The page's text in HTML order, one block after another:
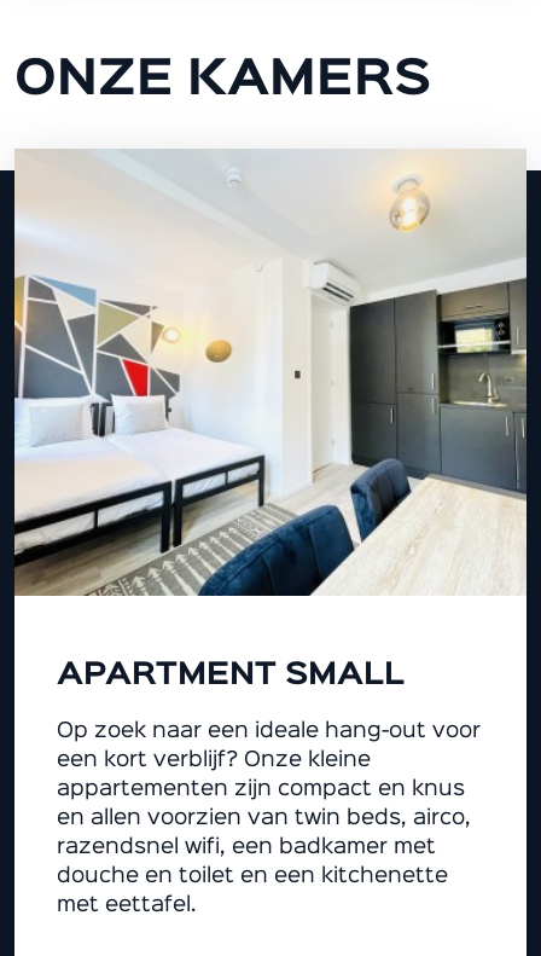
ONZE KAMERS
APARTMENT SMALL
Op zoek naar een ideale hang-out voor
een kort verblijf? Onze kleine
appartementen zijn compact en knus
en allen voorzien van twin beds, airco,
razendsnel wifi, een badkamer met
douche en toilet en een kitchenette
met eettafel.